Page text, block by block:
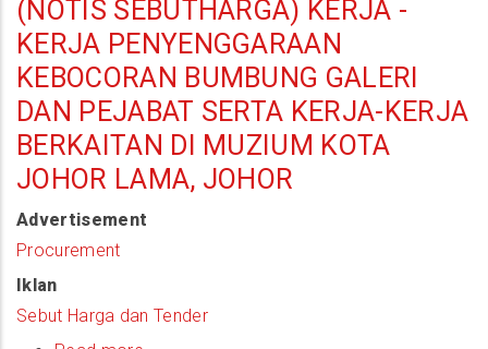
(NOTIS SEBUTHARGA) KERJA -
KERJA PENYENGGARAAN
KEBOCORAN BUMBUNG GALERI
DAN PEJABAT SERTA KERJA-KERJA
BERKAITAN DI MUZIUM KOTA
JOHOR LAMA, JOHOR
Advertisement
Procurement
Iklan
Sebut Harga dan Tender